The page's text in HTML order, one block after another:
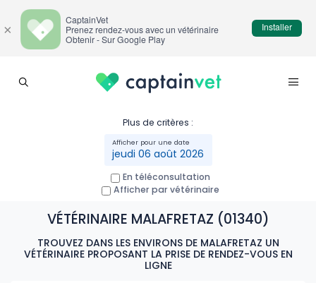
Plus de critères :
jeudi 06 août 2026
En téléconsultation
Afficher par vétérinaire
VÉTÉRINAIRE MALAFRETAZ (01340)
TROUVEZ DANS LES ENVIRONS DE MALAFRETAZ UN
VÉTÉRINAIRE PROPOSANT LA PRISE DE RENDEZ-VOUS EN
LIGNE
×
CaptainVet
Prenez rendez-vous avec un vétérinaire
Obtenir - Sur Google Play
Installer